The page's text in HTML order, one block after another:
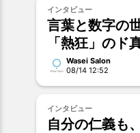
インタビュー
言葉と数字の
「熱狂」のド
Wasei Salon
08/14 12:52
インタビュー
自分の仁義も